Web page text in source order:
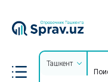
Ташкент